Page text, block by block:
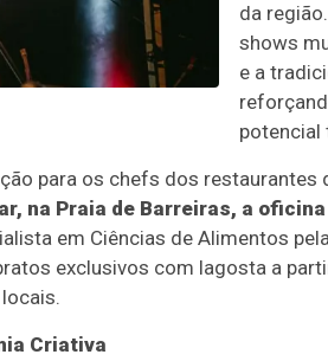
da
shows
e a
potencial
para os chefs dos restaurantes
na Praia de Barreiras, a
em Ciências de Alimentos
exclusivos com lagosta a
Criativa